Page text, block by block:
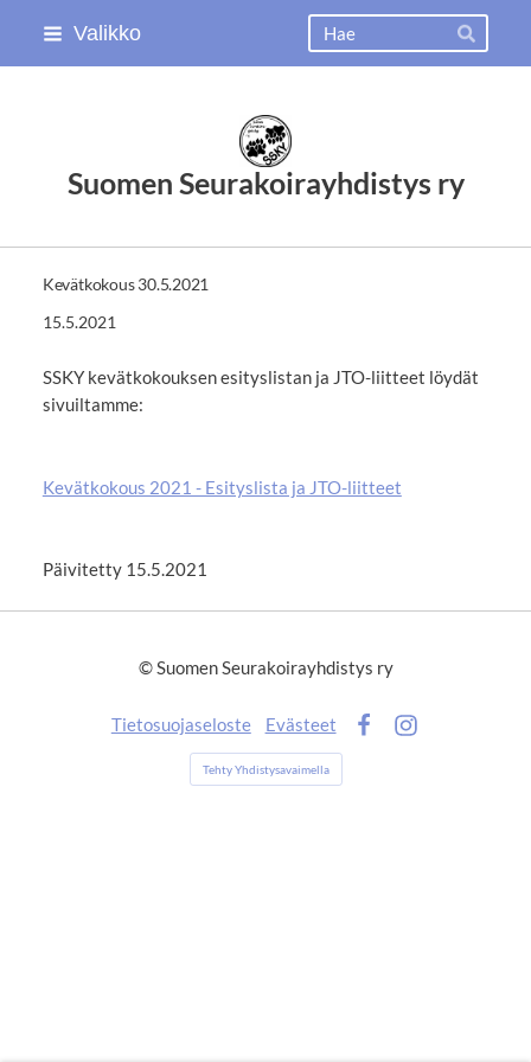
Siirry
Valikko
Hae
Suomen Seurakoirayhdistys ry
Kevätkokous 30.5.2021
15.5.2021
SSKY kevätkokouksen esityslistan ja JTO-liitteet löydät
sivuiltamme:
Kevätkokous 2021 - Esityslista ja JTO-liitteet
Päivitetty 15.5.2021
© Suomen Seurakoirayhdistys ry
Tietosuojaseloste
Evästeet
Tehty Yhdistysavaimella